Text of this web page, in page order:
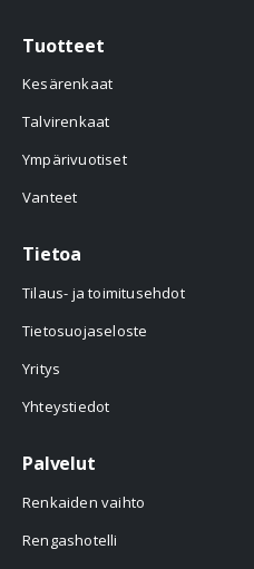
Tuotteet
Kesärenkaat
Talvirenkaat
Ympärivuotiset
Vanteet
Tietoa
Tilaus- ja toimitusehdot
Tietosuojaseloste
Yritys
Yhteystiedot
Palvelut
Renkaiden vaihto
Rengashotelli